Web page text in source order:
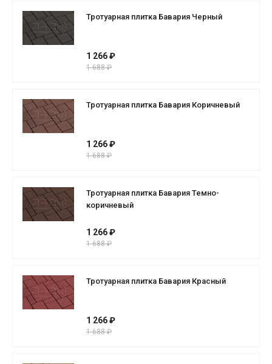
Тротуарная плитка Бавария Черный
1 266 ₽
1 688 ₽
Тротуарная плитка Бавария Коричневый
1 266 ₽
1 688 ₽
Тротуарная плитка Бавария Темно-
коричневый
1 266 ₽
1 688 ₽
Тротуарная плитка Бавария Красный
1 266 ₽
1 688 ₽